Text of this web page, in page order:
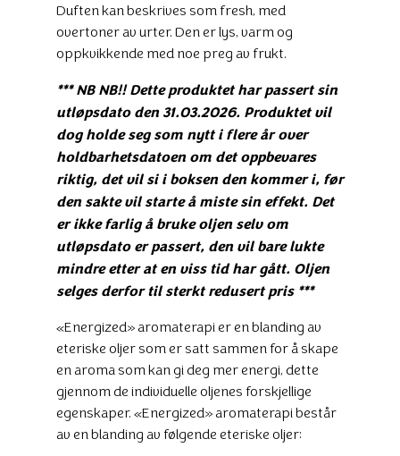
Duften kan beskrives som fresh, med
overtoner av urter. Den er lys, varm og
oppkvikkende med noe preg av frukt.
*** NB NB!! Dette produktet har passert sin
utløpsdato den 31.03.2026. Produktet vil
dog holde seg som nytt i flere år over
holdbarhetsdatoen om det oppbevares
riktig, det vil si i boksen den kommer i, før
den sakte vil starte å miste sin effekt. Det
er ikke farlig å bruke oljen selv om
utløpsdato er passert, den vil bare lukte
mindre etter at en viss tid har gått. Oljen
selges derfor til sterkt redusert pris ***
«Energized» aromaterapi er en blanding av
eteriske oljer som er satt sammen for å skape
en aroma som kan gi deg mer energi, dette
gjennom de individuelle oljenes forskjellige
egenskaper. «Energized» aromaterapi består
av en blanding av følgende eteriske oljer: